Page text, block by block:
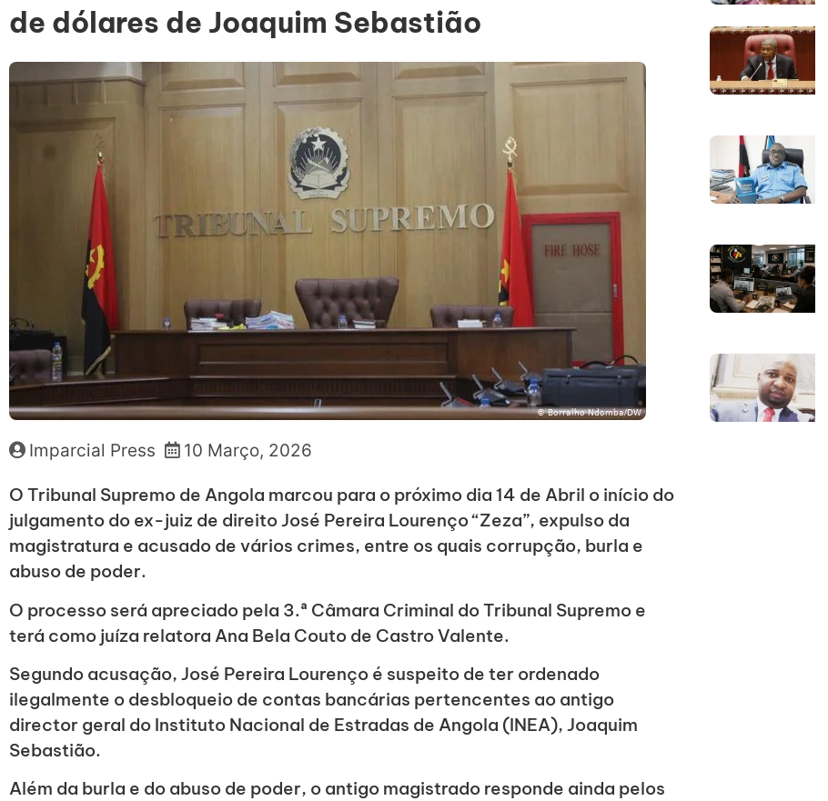
de dólares de Joaquim Sebastião
Imparcial Press 10 Março, 2026
O Tribunal Supremo de Angola marcou para o próximo dia 14 de Abril o início do
julgamento do ex-juiz de direito José Pereira Lourenço “Zeza”, expulso da
magistratura e acusado de vários crimes, entre os quais corrupção, burla e
abuso de poder.
O processo será apreciado pela 3.ª Câmara Criminal do Tribunal Supremo e
terá como juíza relatora Ana Bela Couto de Castro Valente.
Segundo acusação, José Pereira Lourenço é suspeito de ter ordenado
ilegalmente o desbloqueio de contas bancárias pertencentes ao antigo
director geral do Instituto Nacional de Estradas de Angola (INEA), Joaquim
Sebastião.
Além da burla e do abuso de poder, o antigo magistrado responde ainda pelos